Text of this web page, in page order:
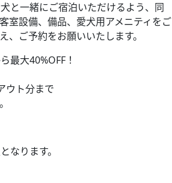
と一緒にご宿泊いただけるよう、同
室設備、備品、愛犬用アメニティをご
ご予約をお願いいたします。
大40%OFF！
ウト分まで
なります。